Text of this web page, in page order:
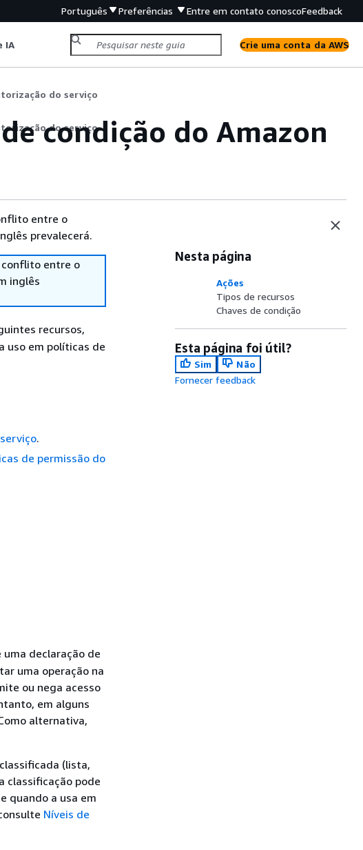
Português Preferências Entre em contato conoscoFeedback
IA Crie uma conta da AWS
do serviço
do serviço
condição do Amazon
entre o
prevalecerá.
conflito entre o
inglês
recursos,
uso em políticas de
.
de permissão do
uma declaração de
uma operação na
ou nega acesso
em alguns
alternativa,
(lista,
classificação pode
quando a usa em
Níveis de
Nesta página
Ações
Tipos de recursos
Chaves de condição
Esta página foi útil?
Sim
Não
Fornecer feedback